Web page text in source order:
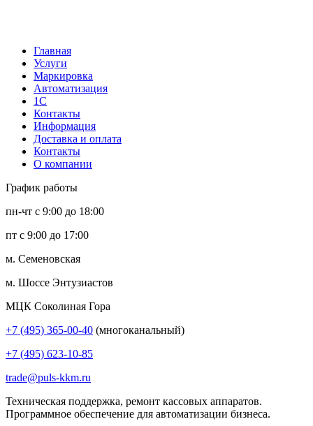
Главная
Услуги
Маркировка
Автоматизация
1С
Контакты
Информация
Доставка и оплата
Контакты
О компании
График работы
пн-чт с 9:00 до 18:00
пт с 9:00 до 17:00
м. Семеновская
м. Шоссе Энтузиастов
МЦК Соколиная Гора
+7 (495) 365-00-40 (многоканальный)
+7 (495) 623-10-85
trade@puls-kkm.ru
Техническая поддержка, ремонт кассовых аппаратов.
Программное обеспечение для автоматизации бизнеса.